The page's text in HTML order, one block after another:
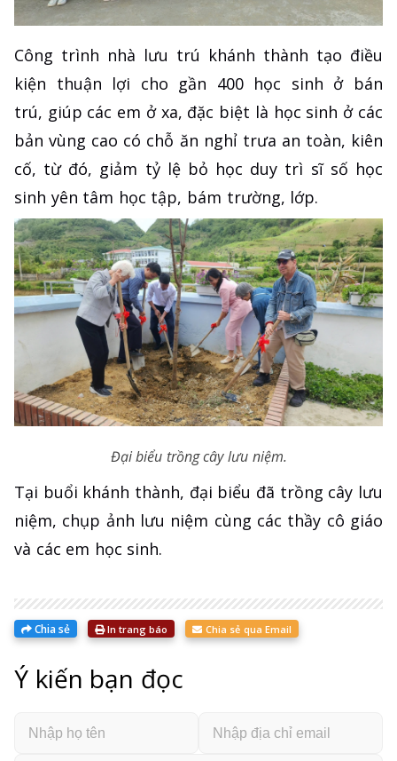
Công trình nhà lưu trú khánh thành tạo điều
kiện thuận lợi cho gần 400 học sinh ở bán
trú, giúp các em ở xa, đặc biệt là học sinh ở các
bản vùng cao có chỗ ăn nghỉ trưa an toàn, kiên
cố, từ đó, giảm tỷ lệ bỏ học duy trì sĩ số học
sinh yên tâm học tập, bám trường, lớp.
Đại biểu trồng cây lưu niệm.
Tại buổi khánh thành, đại biểu đã trồng cây lưu
niệm, chụp ảnh lưu niệm cùng các thầy cô giáo
và các em học sinh.
Chia sẻ In trang báo Chia sẻ qua Email
Ý kiến bạn đọc